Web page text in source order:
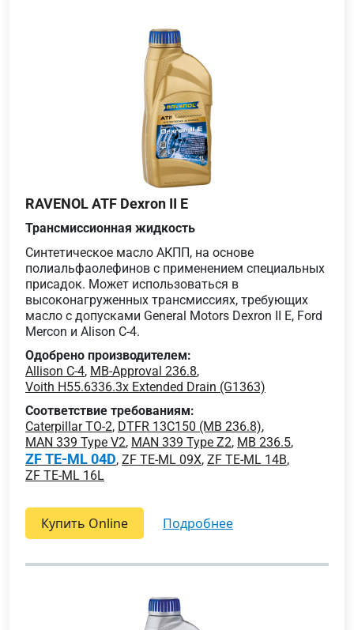
RAVENOL ATF Dexron II E
Трансмиссионная жидкость
Синтетическое масло АКПП, на основе
полиальфаолефинов с применением специальных
присадок. Может использоваться в
высоконагруженных трансмиссиях, требующих
масло с допусками General Motors Dexron II E, Ford
Mercon и Alison C-4.
Одобрено производителем:
Allison C-4, MB-Approval 236.8,
Voith H55.6336.3x Extended Drain (G1363)
Соответствие требованиям:
Caterpillar TO-2, DTFR 13C150 (MB 236.8),
MAN 339 Type V2, MAN 339 Type Z2, MB 236.5,
ZF TE-ML 04D, ZF TE-ML 09X, ZF TE-ML 14B,
ZF TE-ML 16L
Купить Online подробнее